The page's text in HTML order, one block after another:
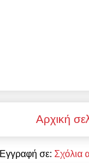
Αρχική
Εγγραφή σε: Σχόλια